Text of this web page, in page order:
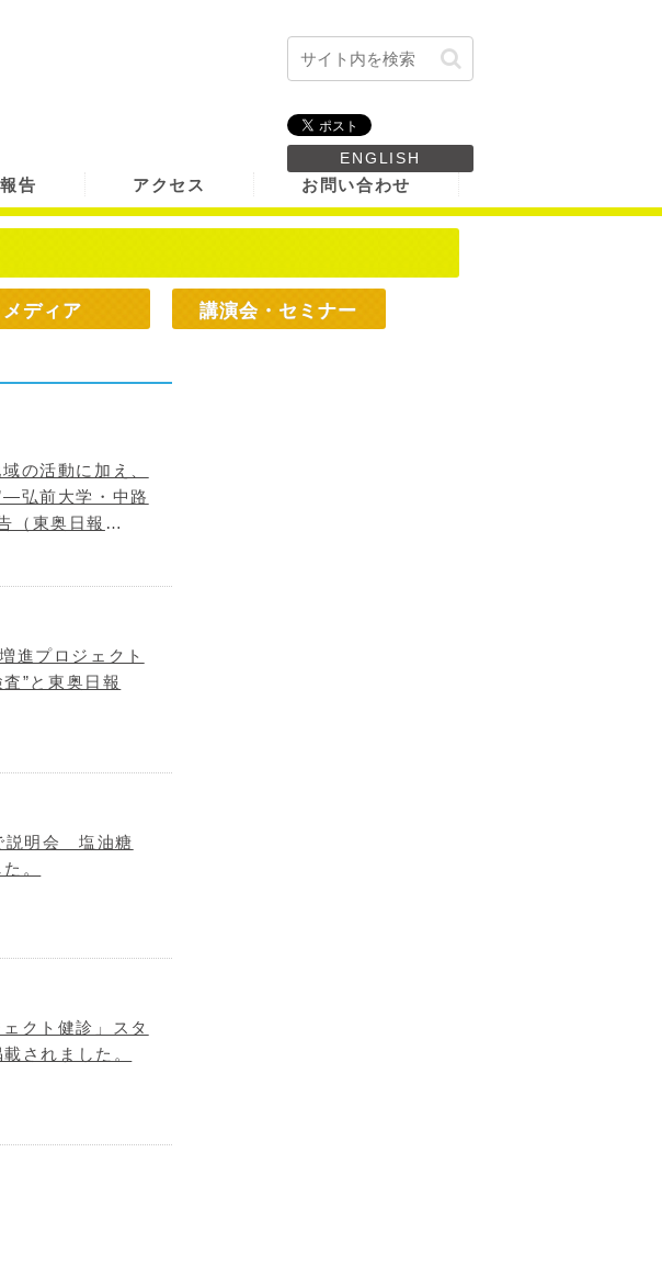
ENGLISH
告 アクセス お問い合わせ
メディア 講演会・セミナー
の活動に加え、
弘前大学・中路
（東奥日報
進プロジェクト
”と東奥日報
説明会 塩油糖
。
クト健診」スタ
されました。